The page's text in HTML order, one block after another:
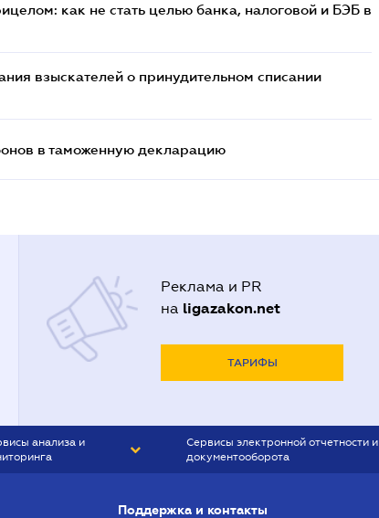
как не стать целью банка, налоговой и БЭБ в
взыскателей о принудительном списании
в таможенную декларацию
Реклама и PR
на ligazakon.net
ТАРИФЫ
анализа и
Сервисы электронной отчетности и
документооборота
Поддержка и контакты